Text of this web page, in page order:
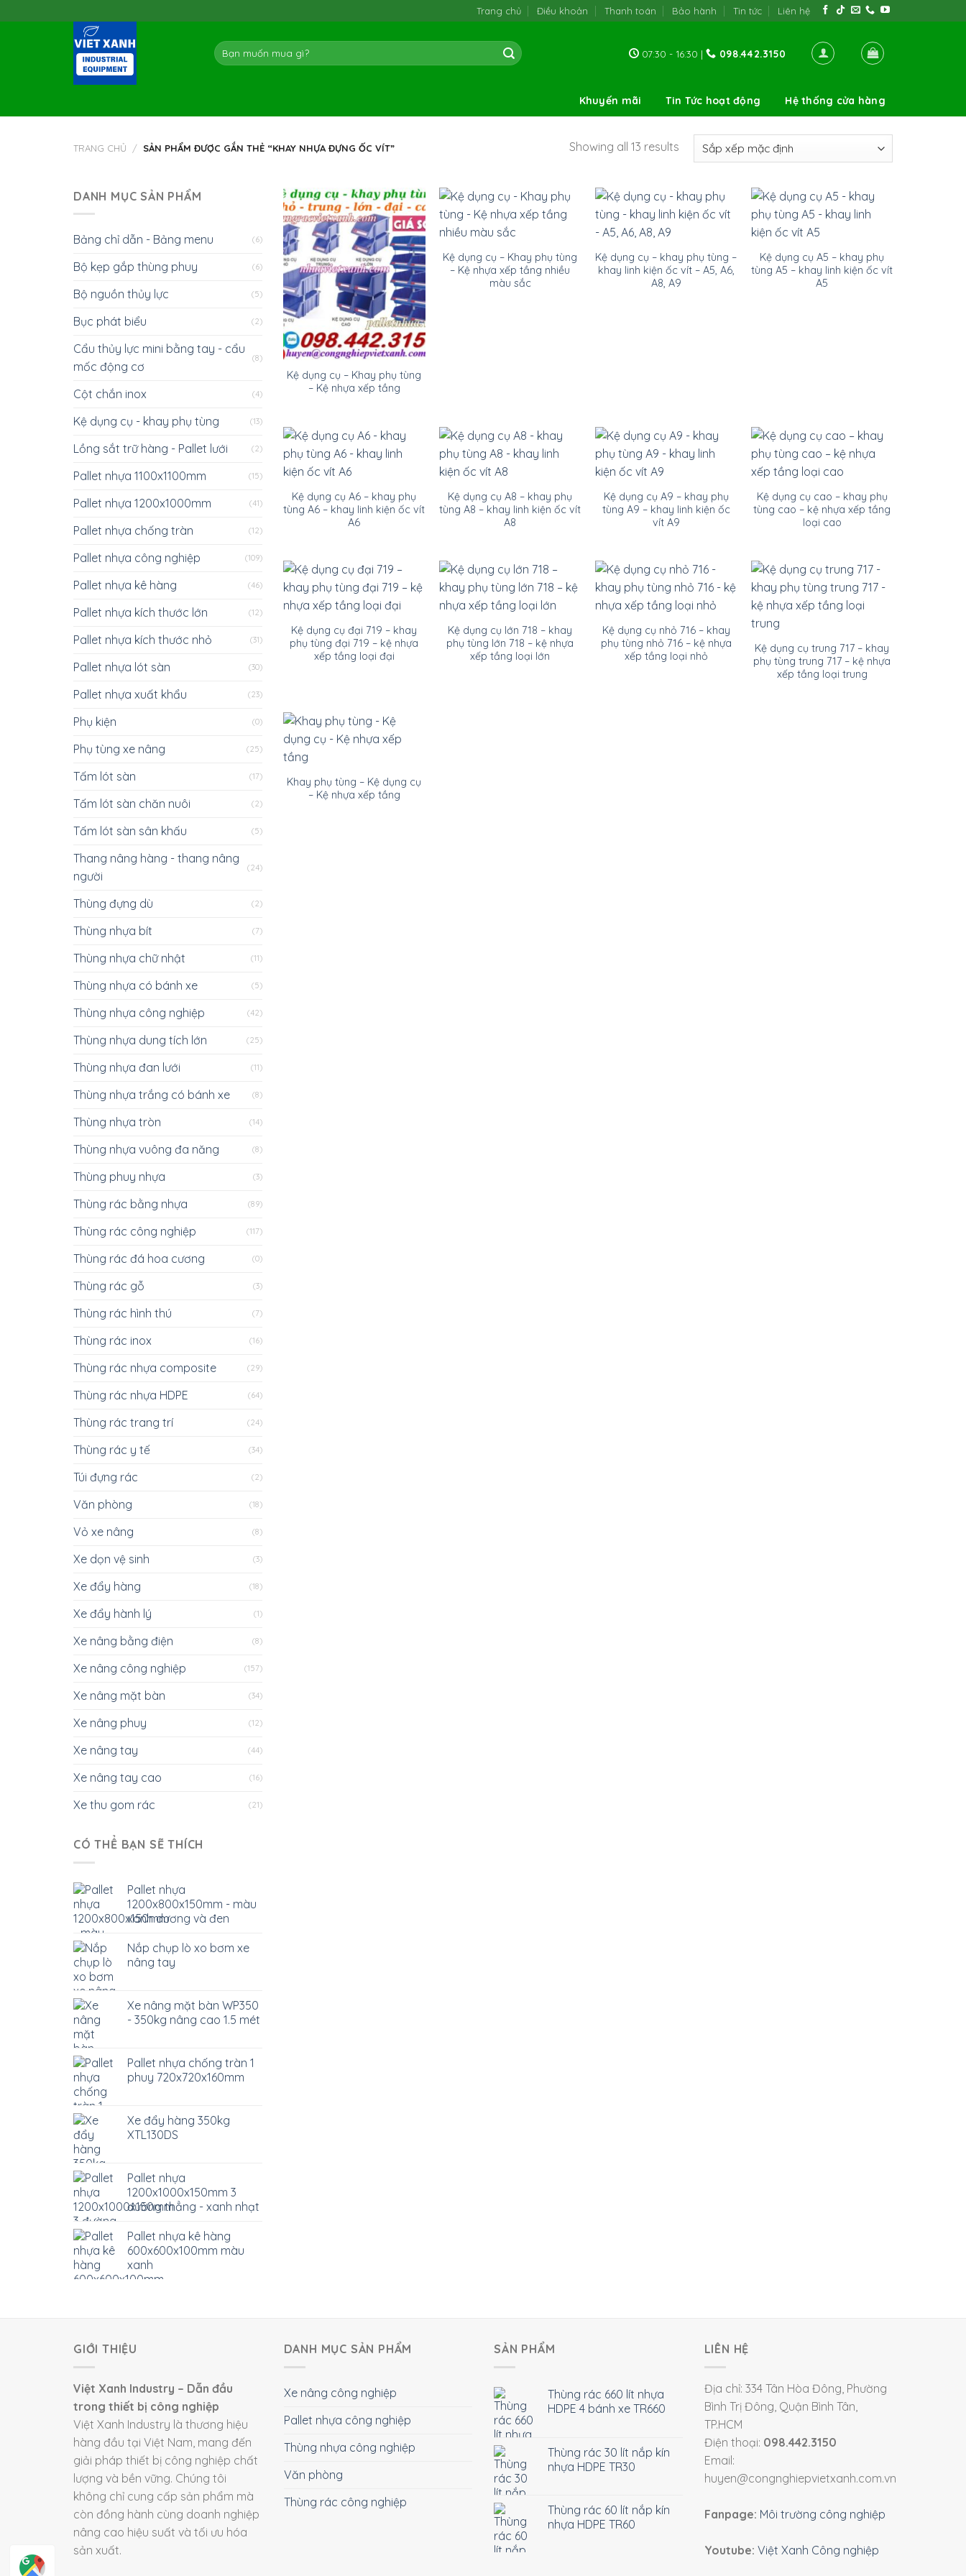
to
Trang chủ Điều khoản Thanh toán Bảo hành Tin tức Liên hệ
Tìm
kiếm:
07:30 - 16:30 | 098.442.3150
Khuyến mãi Tin Tức hoạt động Hệ thống cửa hàng
TRANG CHỦ / SẢN PHẨM ĐƯỢC GẮN THẺ “KHAY NHỰA ĐỰNG ỐC VÍT” Showing all 13 results
DANH MỤC SẢN PHẨM
Bảng chỉ dẫn - Bảng menu (6)
Bộ kẹp gắp thùng phuy (6)
Bộ nguồn thủy lực (5)
Bục phát biểu (2)
Cẩu thủy lực mini bằng tay - cẩu
mốc động cơ
(8)
Cột chắn inox (4)
Kệ dụng cụ - khay phụ tùng (13)
Lồng sắt trữ hàng - Pallet lưới (2)
Pallet nhựa 1100x1100mm (15)
Pallet nhựa 1200x1000mm (41)
Pallet nhựa chống tràn (12)
Pallet nhựa công nghiệp (109)
Pallet nhựa kê hàng (46)
Pallet nhựa kích thước lớn (12)
Pallet nhựa kích thước nhỏ (31)
Pallet nhựa lót sàn (30)
Pallet nhựa xuất khẩu (23)
Phụ kiện (0)
Phụ tùng xe nâng (25)
Tấm lót sàn (17)
Tấm lót sàn chăn nuôi (2)
Tấm lót sàn sân khấu (5)
Thang nâng hàng - thang nâng
người
(24)
Thùng đựng dù (2)
Thùng nhựa bít (7)
Thùng nhựa chữ nhật (11)
Thùng nhựa có bánh xe (5)
Thùng nhựa công nghiệp (42)
Thùng nhựa dung tích lớn (25)
Thùng nhựa đan lưới (11)
Thùng nhựa trắng có bánh xe (8)
Thùng nhựa tròn (14)
Thùng nhựa vuông đa năng (8)
Thùng phuy nhựa (3)
Thùng rác bằng nhựa (89)
Thùng rác công nghiệp (117)
Thùng rác đá hoa cương (0)
Thùng rác gỗ (3)
Thùng rác hình thú (7)
Thùng rác inox (16)
Thùng rác nhựa composite (29)
Thùng rác nhựa HDPE (64)
Thùng rác trang trí (24)
Thùng rác y tế (34)
Túi đựng rác (2)
Văn phòng (18)
Vỏ xe nâng (8)
Xe dọn vệ sinh (3)
Xe đẩy hàng (18)
Xe đẩy hành lý (1)
Xe nâng bằng điện (8)
Xe nâng công nghiệp (157)
Xe nâng mặt bàn (34)
Xe nâng phuy (12)
Xe nâng tay (44)
Xe nâng tay cao (16)
Xe thu gom rác (21)
CÓ THỂ BẠN SẼ THÍCH
Pallet nhựa
1200x800x150mm - màu
xanh dương và đen
Nắp chụp lò xo bơm xe
nâng tay
Xe nâng mặt bàn WP350
- 350kg nâng cao 1.5 mét
Pallet nhựa chống tràn 1
phuy 720x720x160mm
Xe đẩy hàng 350kg
XTL130DS
Pallet nhựa
1200x1000x150mm 3
đường thẳng - xanh nhạt
Pallet nhựa kê hàng
600x600x100mm màu
xanh
Kệ dụng cụ – Khay phụ tùng
– Kệ nhựa xếp tầng
Kệ dụng cụ – Khay phụ tùng
– Kệ nhựa xếp tầng nhiều
màu sắc
Kệ dụng cụ – khay phụ tùng –
khay linh kiện ốc vít – A5, A6,
A8, A9
Kệ dụng cụ A5 – khay phụ
tùng A5 – khay linh kiện ốc vít
A5
Kệ dụng cụ A6 – khay phụ
tùng A6 – khay linh kiện ốc vít
A6
Kệ dụng cụ A8 – khay phụ
tùng A8 – khay linh kiện ốc vít
A8
Kệ dụng cụ A9 – khay phụ
tùng A9 – khay linh kiện ốc
vít A9
Kệ dụng cụ cao – khay phụ
tùng cao – kệ nhựa xếp tầng
loại cao
Kệ dụng cụ đại 719 – khay
phụ tùng đại 719 – kệ nhựa
xếp tầng loại đại
Kệ dụng cụ lớn 718 – khay
phụ tùng lớn 718 – kệ nhựa
xếp tầng loại lớn
Kệ dụng cụ nhỏ 716 – khay
phụ tùng nhỏ 716 – kệ nhựa
xếp tầng loại nhỏ
Kệ dụng cụ trung 717 – khay
phụ tùng trung 717 – kệ nhựa
xếp tầng loại trung
Khay phụ tùng – Kệ dụng cụ
– Kệ nhựa xếp tầng
GIỚI THIỆU
Việt Xanh Industry – Dẫn đầu
trong thiết bị công nghiệp
Việt Xanh Industry là thương hiệu
hàng đầu tại Việt Nam, mang đến
giải pháp thiết bị công nghiệp chất
lượng và bền vững. Chúng tôi
không chỉ cung cấp sản phẩm mà
còn đồng hành cùng doanh nghiệp
nâng cao hiệu suất và tối ưu hóa
sản xuất.
DANH MỤC SẢN PHẨM
Xe nâng công nghiệp
Pallet nhựa công nghiệp
Thùng nhựa công nghiệp
Văn phòng
Thùng rác công nghiệp
SẢN PHẨM
Thùng rác 660 lít nhựa
HDPE 4 bánh xe TR660
Thùng rác 30 lít nắp kín
nhựa HDPE TR30
Thùng rác 60 lít nắp kín
nhựa HDPE TR60
LIÊN HỆ
Địa chỉ: 334 Tân Hòa Đông, Phường
Bình Trị Đông, Quận Bình Tân,
TP.HCM
Điện thoại: 098.442.3150
Email:
huyen@congnghiepvietxanh.com.vn
Fanpage: Môi trường công nghiệp
Youtube: Việt Xanh Công nghiệp